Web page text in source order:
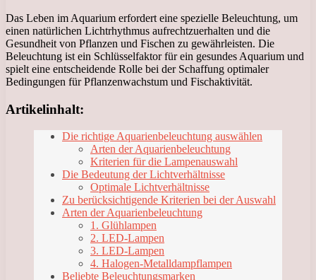
Das Leben im Aquarium erfordert eine spezielle Beleuchtung, um
einen natürlichen Lichtrhythmus aufrechtzuerhalten und die
Gesundheit von Pflanzen und Fischen zu gewährleisten. Die
Beleuchtung ist ein Schlüsselfaktor für ein gesundes Aquarium und
spielt eine entscheidende Rolle bei der Schaffung optimaler
Bedingungen für Pflanzenwachstum und Fischaktivität.
Artikelinhalt:
Die richtige Aquarienbeleuchtung auswählen
Arten der Aquarienbeleuchtung
Kriterien für die Lampenauswahl
Die Bedeutung der Lichtverhältnisse
Optimale Lichtverhältnisse
Zu berücksichtigende Kriterien bei der Auswahl
Arten der Aquarienbeleuchtung
1. Glühlampen
2. LED-Lampen
3. LED-Lampen
4. Halogen-Metalldampflampen
Beliebte Beleuchtungsmarken